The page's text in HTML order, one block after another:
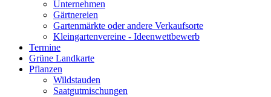
Unternehmen
Gärtnereien
Gartenmärkte oder andere Verkaufsorte
Kleingartenvereine - Ideenwettbewerb
Termine
Grüne Landkarte
Pflanzen
Wildstauden
Saatgutmischungen